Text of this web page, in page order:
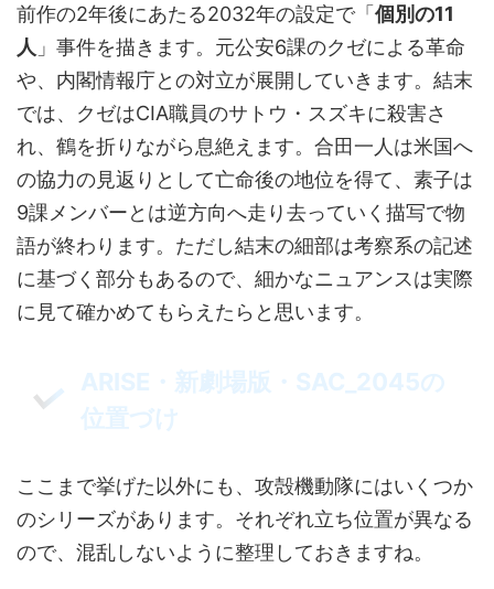
前作の2年後にあたる2032年の設定で「 個別の11
人 」事件を描きます。元公安6課のクゼによる革命
や、内閣情報庁との対立が展開していきます。結末
では、クゼはCIA職員のサトウ・スズキに殺害さ
れ、鶴を折りながら息絶えます。合田一人は米国へ
の協力の見返りとして亡命後の地位を得て、素子は
9課メンバーとは逆方向へ走り去っていく描写で物
語が終わります。ただし結末の細部は考察系の記述
に基づく部分もあるので、細かなニュアンスは実際
に見て確かめてもらえたらと思います。
ARISE・新劇場版・SAC_2045の
位置づけ
ここまで挙げた以外にも、攻殻機動隊にはいくつか
のシリーズがあります。それぞれ立ち位置が異なる
ので、混乱しないように整理しておきますね。